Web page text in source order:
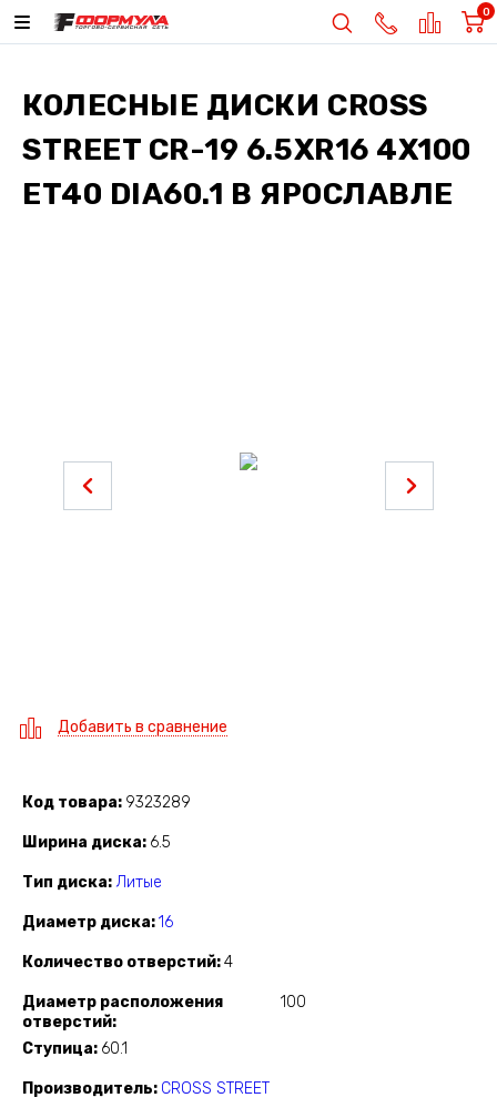
0
КОЛЕСНЫЕ ДИСКИ CROSS
STREET CR-19 6.5XR16 4X100
ET40 DIA60.1 В ЯРОСЛАВЛЕ
Добавить в сравнение
Код товара 9323289
Ширина диска 6.5
Тип диска Литые
Диаметр диска 16
Количество отверстий 4
Диаметр расположения
отверстий
100
Ступица 60.1
Производитель CROSS STREET